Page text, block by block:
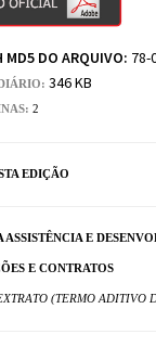
MD5 DO ARQUIVO: 78-
346 KB
2
EDIÇÃO
ASSISTÊNCIA E
E CONTRATOS
(TERMO ADITIVO